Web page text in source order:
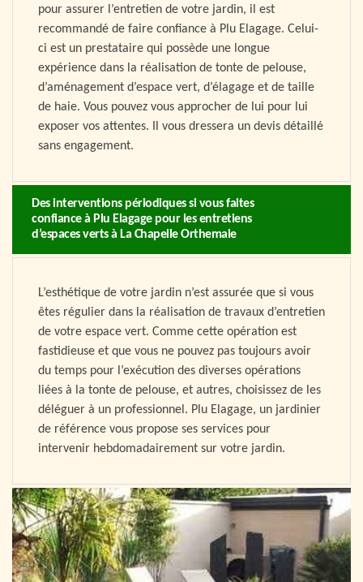
pour assurer l’entretien de votre jardin, il est
recommandé de faire confiance à Plu Elagage. Celui-
ci est un prestataire qui possède une longue
expérience dans la réalisation de tonte de pelouse,
d’aménagement d’espace vert, d’élagage et de taille
de haie. Vous pouvez vous approcher de lui pour lui
exposer vos attentes. Il vous dressera un devis détaillé
sans engagement.
Des interventions périodiques si vous faites
confiance à Plu Elagage pour les entretiens
d’espaces verts à La Chapelle Orthemale
L’esthétique de votre jardin n’est assurée que si vous
êtes régulier dans la réalisation de travaux d’entretien
de votre espace vert. Comme cette opération est
fastidieuse et que vous ne pouvez pas toujours avoir
du temps pour l’exécution des diverses opérations
liées à la tonte de pelouse, et autres, choisissez de les
déléguer à un professionnel. Plu Elagage, un jardinier
de référence vous propose ses services pour
intervenir hebdomadairement sur votre jardin.